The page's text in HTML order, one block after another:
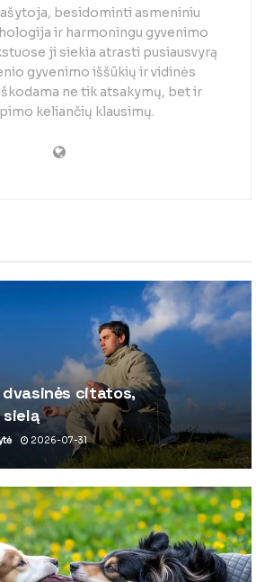
besidominti asmeniniu
ir harmoningu gyvenimo
ji siekia atrasti pusiausvyrą
gyvenimo iššūkių ir vidinės
ne tik atsakymų, bet ir
keliančių klausimų.
citatos,
2026-07-31